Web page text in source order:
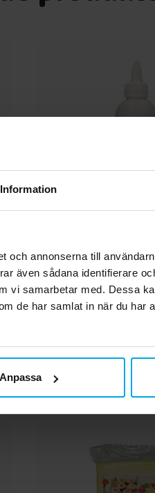
Information
och annonserna till
även sådana identifierare
vi samarbetar med. Dessa
de har samlat in när du har
Anpassa
FunCakes -
180
Pris:
129,00
även